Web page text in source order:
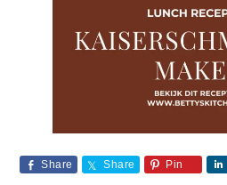
Share Share Pin